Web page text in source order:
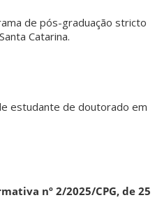
de pós-graduação stricto
Catarina.
estudante de doutorado em
nº 2/2025/CPG, de 25